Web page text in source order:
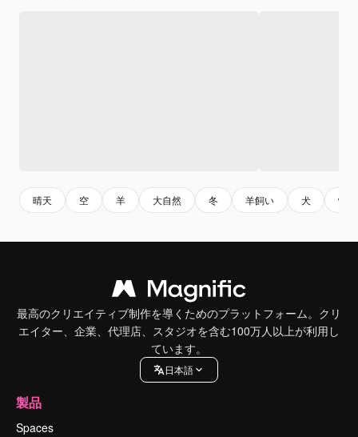
晴天 空 羊 大自然 冬 羊飼い 犬
最高のクリエイティブ制作を導くためのプラットフォーム。クリ
エイター、企業、代理店、スタジオを含む100万人以上が利用し
ています。
日本語
製品
Spaces